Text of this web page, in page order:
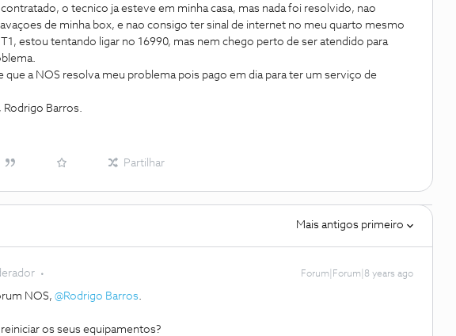
o tecnico ja esteve em minha casa, mas nada foi resolvido, nao
de minha box, e nao consigo ter sinal de internet no meu quarto mesmo
estou tentando ligar no 16990, mas nem chego perto de ser atendido para
que a NOS resolva meu problema pois pago em dia para ter um serviço de
Barros.
Partilhar
Mais antigos primeiro
Forum|Forum|8 years ago
NOS, @Rodrigo Barros.
os seus equipamentos?